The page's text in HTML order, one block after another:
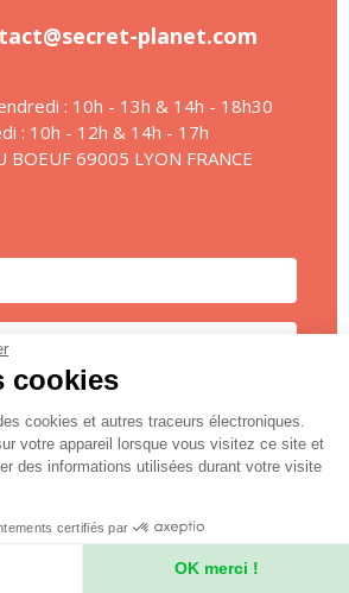
planet.com
: 10h - 13h & 14h - 18h30
: 10h - 12h & 14h - 17h
BOEUF 69005 LYON FRANCE
cookies
cookies et autres traceurs électroniques.
votre appareil lorsque vous visitez ce site et
des informations utilisées durant votre visite
certifiés par
OK merci !